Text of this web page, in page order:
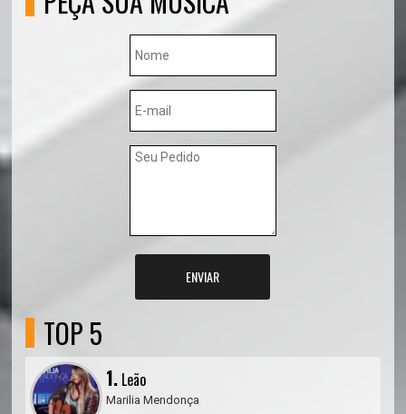
ENVIAR
TOP 5
1. Leão
Marilia Mendonça